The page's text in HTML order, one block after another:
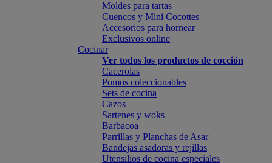
Moldes para tartas
Cuencos y Mini Cocottes
Accesorios para hornear
Exclusivos online
Cocinar
Ver todos los productos de cocción
Cacerolas
Pomos coleccionables
Sets de cocina
Cazos
Sartenes y woks
Barbacoa
Parrillas y Planchas de Asar
Bandejas asadoras y rejillas
Utensilios de cocina especiales